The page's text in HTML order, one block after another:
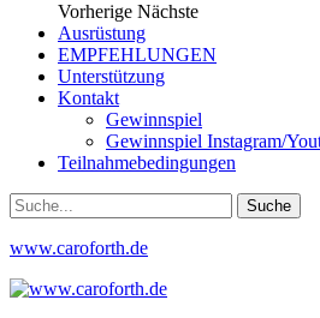
Vorherige Nächste
Ausrüstung
EMPFEHLUNGEN
Unterstützung
Kontakt
Gewinnspiel
Gewinnspiel Instagram/
Teilnahmebedingungen
www.caroforth.de